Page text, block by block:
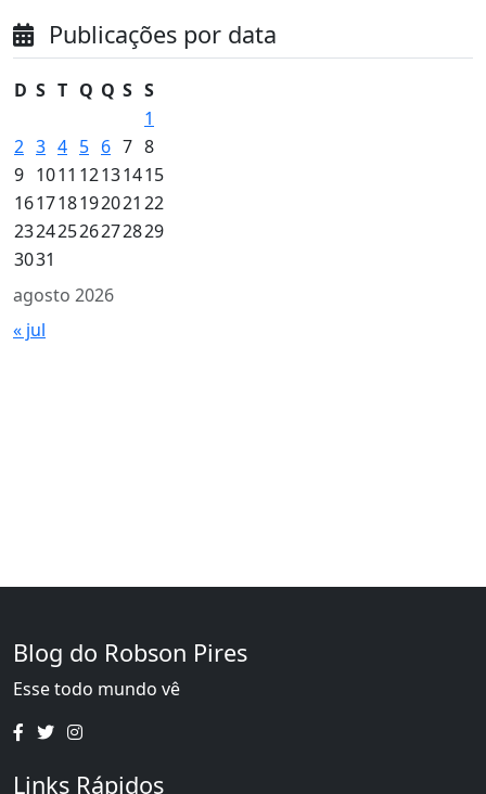
Publicações por data
agosto 2026
D S T Q Q S S
1
2 3 4 5 6 7 8
9 1011 12131415
161718192021 22
23242526272829
3031
« jul
Blog do Robson Pires
Esse todo mundo vê
Links Rápidos